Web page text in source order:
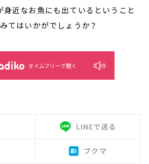
身近なお魚にも出ているということ
てはいかがでしょうか？
タイムフリーで聴く
LINEで送る
ブクマ